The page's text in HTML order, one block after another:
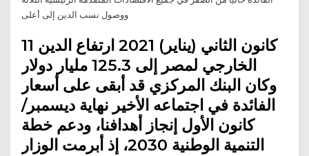
11 كانون الثاني (يناير) 2021 ارتفاع الدين
الخارجي لمصر إلى 125.3 مليار دولار
وكان البنك المركزي قد أبقى على أسعار
الفائدة في اجتماعه الأخير نهاية ديسمبر/
كانون الأول إنجاز أهدافنا، ودعم خطة
التنمية الوطنية 2030، إذ أبرمت الوزار